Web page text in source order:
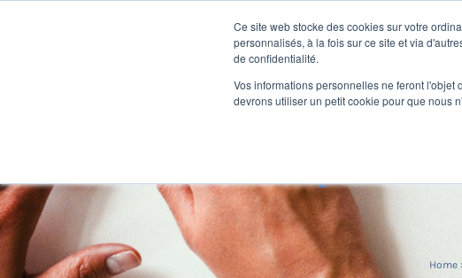
Ce site web stocke des cookies sur votre
personnalisés, à la fois sur ce site et via
de confidentialité.
Vos informations personnelles ne feront
devrons utiliser un petit cookie pour que nous
Nos offres
Les 7 étapes
Home